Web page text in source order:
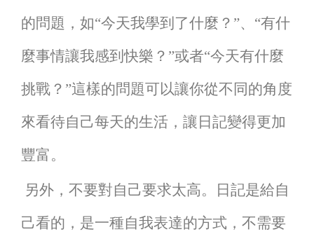
的問題，如“今天我學到了什麼？”、“有什
麼事情讓我感到快樂？”或者“今天有什麼
挑戰？”這樣的問題可以讓你從不同的角度
來看待自己每天的生活，讓日記變得更加
豐富。
另外，不要對自己要求太高。日記是給自
己看的，是一種自我表達的方式，不需要